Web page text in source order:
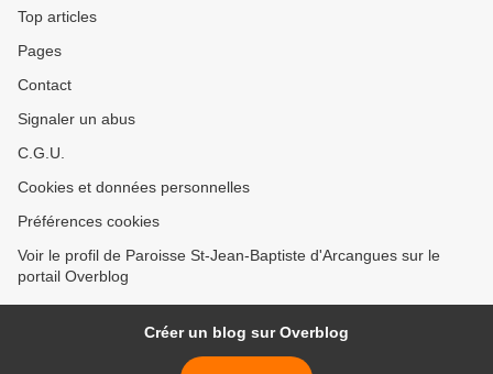
Top articles
Pages
Contact
Signaler un abus
C.G.U.
Cookies et données personnelles
Préférences cookies
Voir le profil de Paroisse St-Jean-Baptiste d'Arcangues sur le
portail Overblog
Créer un blog sur Overblog